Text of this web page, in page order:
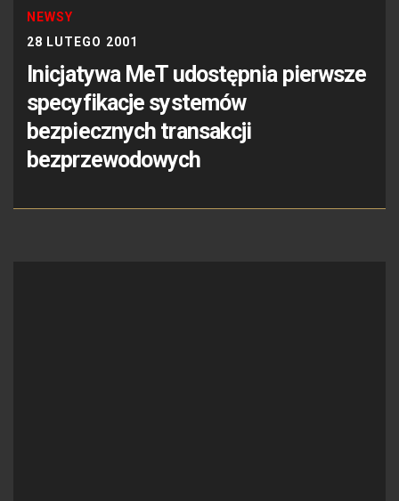
NEWSY
28 LUTEGO 2001
Inicjatywa MeT udostępnia pierwsze
specyfikacje systemów
bezpiecznych transakcji
bezprzewodowych